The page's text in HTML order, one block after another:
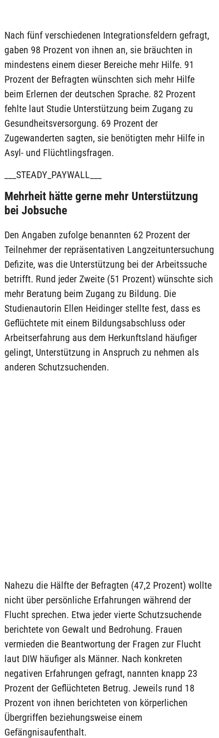
Nach fünf verschiedenen Integrationsfeldern gefragt,
gaben 98 Prozent von ihnen an, sie bräuchten in
mindestens einem dieser Bereiche mehr Hilfe. 91
Prozent der Befragten wünschten sich mehr Hilfe
beim Erlernen der deutschen Sprache. 82 Prozent
fehlte laut Studie Unterstützung beim Zugang zu
Gesundheitsversorgung. 69 Prozent der
Zugewanderten sagten, sie benötigten mehr Hilfe in
Asyl- und Flüchtlingsfragen.
___STEADY_PAYWALL___
Mehrheit hätte gerne mehr Unterstützung
bei Jobsuche
Den Angaben zufolge benannten 62 Prozent der
Teilnehmer der repräsentativen Langzeituntersuchung
Defizite, was die Unterstützung bei der Arbeitssuche
betrifft. Rund jeder Zweite (51 Prozent) wünschte sich
mehr Beratung beim Zugang zu Bildung. Die
Studienautorin Ellen Heidinger stellte fest, dass es
Geflüchtete mit einem Bildungsabschluss oder
Arbeitserfahrung aus dem Herkunftsland häufiger
gelingt, Unterstützung in Anspruch zu nehmen als
anderen Schutzsuchenden.
Nahezu die Hälfte der Befragten (47,2 Prozent) wollte
nicht über persönliche Erfahrungen während der
Flucht sprechen. Etwa jeder vierte Schutzsuchende
berichtete von Gewalt und Bedrohung. Frauen
vermieden die Beantwortung der Fragen zur Flucht
laut DIW häufiger als Männer. Nach konkreten
negativen Erfahrungen gefragt, nannten knapp 23
Prozent der Geflüchteten Betrug. Jeweils rund 18
Prozent von ihnen berichteten von körperlichen
Übergriffen beziehungsweise einem
Gefängnisaufenthalt.